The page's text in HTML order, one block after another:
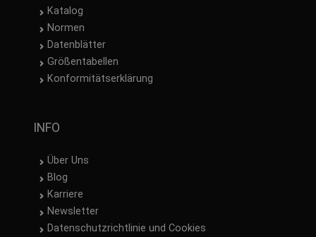
Katalog
Normen
Datenblätter
Größentabellen
Konformitätserklärung
INFO
Über Uns
Blog
Karriere
Newsletter
Datenschutzrichtlinie und Cookies